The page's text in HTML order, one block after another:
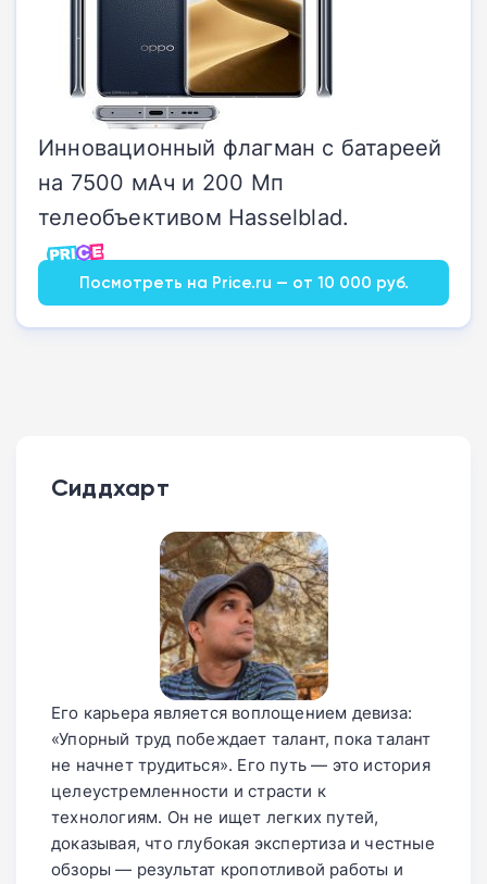
Инновационный флагман с батареей
на 7500 мАч и 200 Мп
телеобъективом Hasselblad.
Посмотреть на Price.ru — от 10 000 руб.
Сиддхарт
Его карьера является воплощением девиза:
«Упорный труд побеждает талант, пока талант
не начнет трудиться». Его путь — это история
целеустремленности и страсти к
технологиям. Он не ищет легких путей,
доказывая, что глубокая экспертиза и честные
обзоры — результат кропотливой работы и